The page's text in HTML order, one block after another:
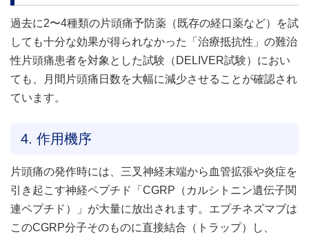
過去に2〜4種類の片頭痛予防薬（既存の経口薬など）を試
しても十分な効果が得られなかった「治療抵抗性」の難治
性片頭痛患者を対象とした試験（DELIVER試験）におい
ても、月間片頭痛日数を大幅に減少させることが確認され
ています。
4. 作用機序
片頭痛の発作時には、三叉神経末端から血管拡張や炎症を
引き起こす神経ペプチド「CGRP（カルシトニン遺伝子関
連ペプチド）」が大量に放出されます。エプチネズマブは
このCGRP分子そのものに直接結合（トラップ）し、